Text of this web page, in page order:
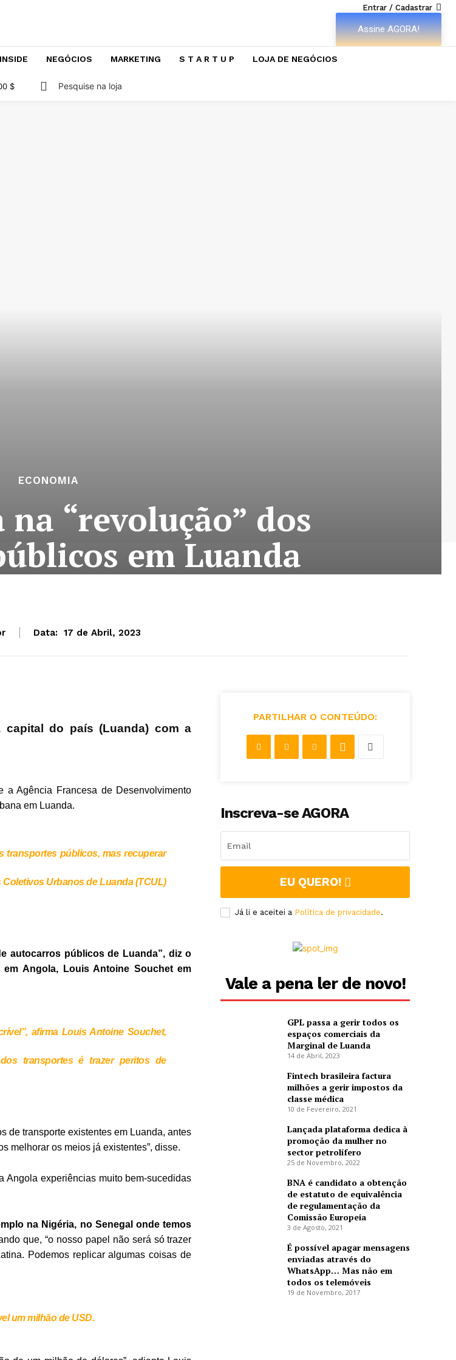
Entrar / Cadastrar
Assine AGORA!
NEGÓCIOS MARKETING S T A R T U P LOJA DE NEGÓCIOS
$ Pesquise na loja
ECONOMIA
“revolução” dos
em Luanda
Data: 17 de Abril, 2023
do país (Luanda) com a
a Agência Francesa de Desenvolvimento
em Luanda.
transportes públicos, mas recuperar
Urbanos de Luanda (TCUL)
autocarros públicos de Luanda”, diz o
Angola, Louis Antoine Souchet em
afirma Louis Antoine Souchet,
transportes é trazer peritos de
de transporte existentes em Luanda, antes
melhorar os meios já existentes”, disse.
Angola experiências muito bem-sucedidas
na Nigéria, no Senegal onde temos
que, “o nosso papel não será só trazer
Podemos replicar algumas coisas de
um milhão de USD.
PARTILHAR O CONTEÚDO:
Inscreva-se AGORA
EU QUERO!
Já li e aceitei a Política de privacidade.
Vale a pena ler de novo!
GPL passa a gerir todos os
espaços comerciais da
Marginal de Luanda
14 de Abril, 2023
Fintech brasileira factura
milhões a gerir impostos da
classe médica
10 de Fevereiro, 2021
Lançada plataforma dedica à
promoção da mulher no
sector petrolífero
25 de Novembro, 2022
BNA é candidato a obtenção
de estatuto de equivalência
de regulamentação da
Comissão Europeia
3 de Agosto, 2021
É possível apagar mensagens
enviadas através do
WhatsApp… Mas não em
todos os telemóveis
19 de Novembro, 2017